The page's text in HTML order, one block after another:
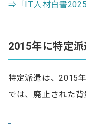
⇒「IT人材白書
2015年に特定
特定派遣は、2015
では、廃止された背